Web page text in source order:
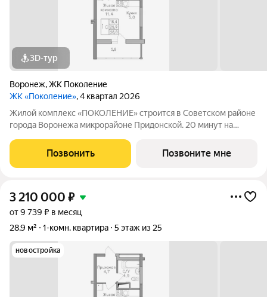
3D-тур
Воронеж,ЖК Поколение
ЖК «Поколение», 4 квартал 2026
Жилой комплекс «ПОКОЛЕНИЕ» строится в Советском районе
города Воронежа микрорайоне Придонской. 20 минут на
доступности. Активное благоустройство: спортивные
тренажеры, комфортные детские
Позвонить Позвоните мне
3 210 000 ₽
от 9 739 ₽ в месяц
28,9 м²
1-комн. квартира 5 этаж из 25
новостройка